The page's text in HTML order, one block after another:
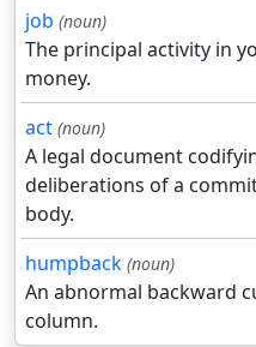
job (noun)
The principal activity in
money.
act (noun)
A legal document
deliberations of a
body.
humpback (noun)
An abnormal backward
column.